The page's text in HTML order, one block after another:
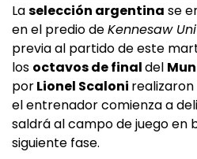
Laselección argentina se
en el predio deKennesaw
previa al partido de este
los octavos de finaldel
porLionel Scaloni
el entrenador comienza a
saldrá al campo de juego en
siguiente fase.